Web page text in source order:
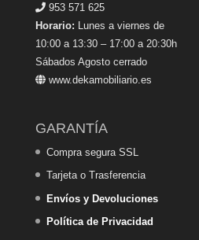
953 571 625
Horario: Lunes a viernes de
10:00 a 13:30 – 17:00 a 20:30h
Sábados Agosto cerrado
www.dekamobiliario.es
GARANTÍA
Compra segura SSL
Tarjeta o Trasferencia
Envíos y Devoluciones
Política de Privacidad